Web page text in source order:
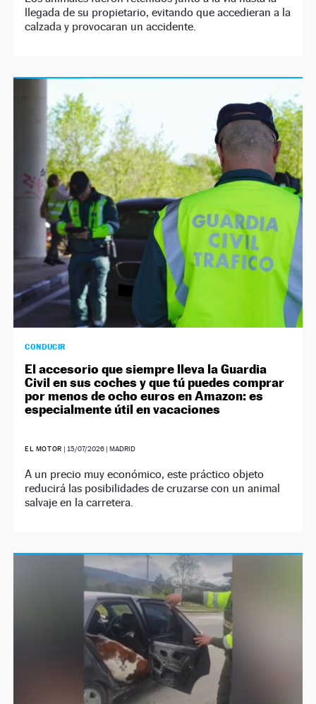
llegada de su propietario, evitando que accedieran a la
calzada y provocaran un accidente.
CONDUCIR
El accesorio que siempre lleva la Guardia
Civil en sus coches y que tú puedes comprar
por menos de ocho euros en Amazon: es
especialmente útil en vacaciones
EL MOTOR | 15/07/2026| MADRID
A un precio muy económico, este práctico objeto
reducirá las posibilidades de cruzarse con un animal
salvaje en la carretera.